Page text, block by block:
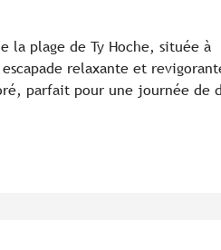
la plage de Ty Hoche, située à
relaxante et
parfait pour une journée de